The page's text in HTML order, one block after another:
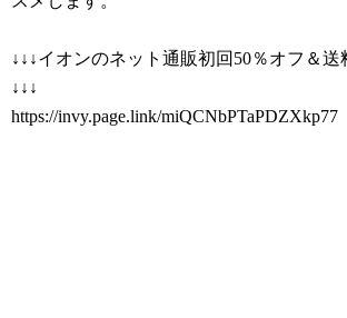
↓↓↓イオンのネット通販初回50％オフ＆
↓↓↓
https://invy.page.link/miQCNbPTaPDZXkp77